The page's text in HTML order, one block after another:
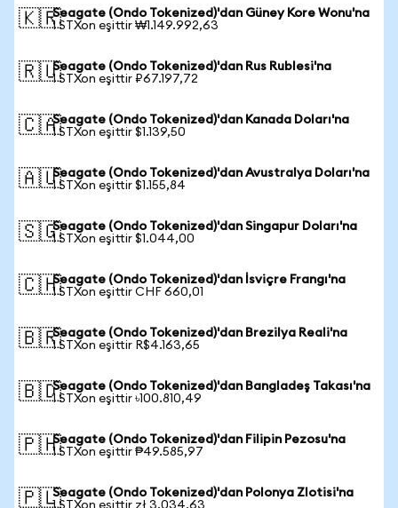
🇰🇷Seagate (Ondo Tokenized)'dan Güney Kore Wonu'na
1 STXon eşittir ₩1.149.992,63
🇷🇺Seagate (Ondo Tokenized)'dan Rus Rublesi'na
1 STXon eşittir ₽67.197,72
🇨🇦Seagate (Ondo Tokenized)'dan Kanada Doları'na
1 STXon eşittir $1.139,50
🇦🇺Seagate (Ondo Tokenized)'dan Avustralya Doları'na
1 STXon eşittir $1.155,84
🇸🇬Seagate (Ondo Tokenized)'dan Singapur Doları'na
1 STXon eşittir $1.044,00
🇨🇭Seagate (Ondo Tokenized)'dan İsviçre Frangı'na
1 STXon eşittir CHF 660,01
🇧🇷Seagate (Ondo Tokenized)'dan Brezilya Reali'na
1 STXon eşittir R$4.163,65
🇧🇩Seagate (Ondo Tokenized)'dan Bangladeş Takası'na
1 STXon eşittir ৳100.810,49
🇵🇭Seagate (Ondo Tokenized)'dan Filipin Pezosu'na
1 STXon eşittir ₱49.585,97
🇵🇱Seagate (Ondo Tokenized)'dan Polonya Zlotisi'na
1 STXon eşittir zł 3.034,63